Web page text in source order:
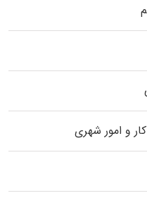
و امور شهری